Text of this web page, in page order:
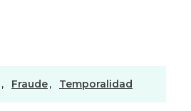
, Fraude, Temporalidad